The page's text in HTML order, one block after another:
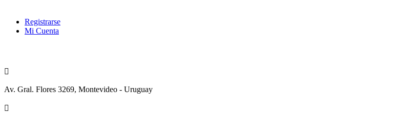
Registrarse
Mi Cuenta
Av. Gral. Flores 3269, Montevideo - Uruguay